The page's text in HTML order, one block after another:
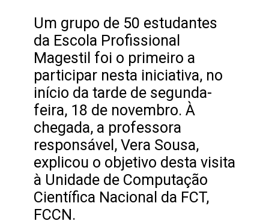
Um grupo de 50 estudantes
da Escola Profissional
Magestil foi o primeiro a
participar nesta iniciativa, no
início da tarde de segunda-
feira, 18 de novembro. À
chegada, a professora
responsável, Vera Sousa,
explicou o objetivo desta visita
à Unidade de Computação
Científica Nacional da FCT,
FCCN.